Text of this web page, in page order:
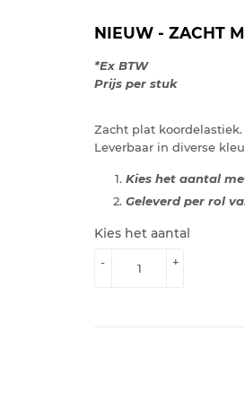
NIEUW - ZACHT
*Ex BTW
Prijs per stuk
Zacht plat
Leverbaar in diverse
Kies het aantal
Geleverd per rol
Kies het aantal
+
-